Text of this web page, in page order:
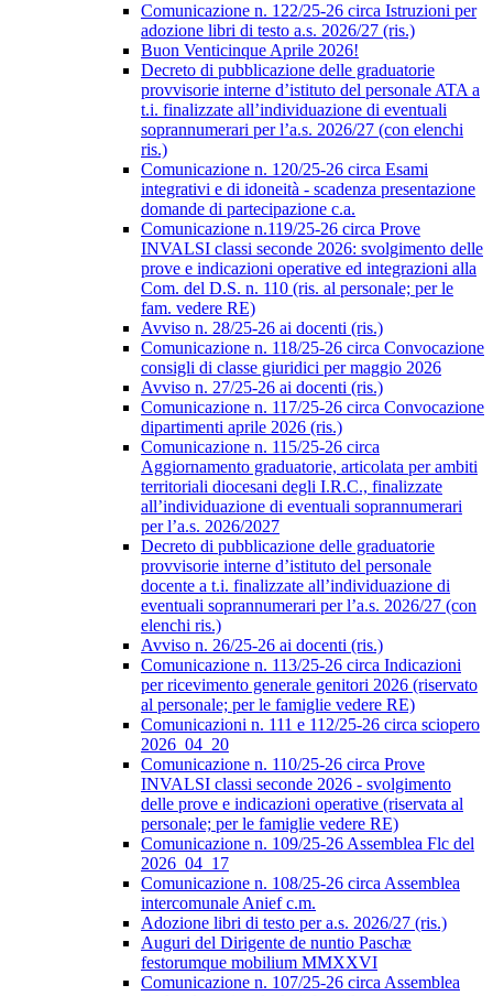
Comunicazione n. 122/25-26 circa Istruzioni per
adozione libri di testo a.s. 2026/27 (ris.)
Buon Venticinque Aprile 2026!
Decreto di pubblicazione delle graduatorie
provvisorie interne d’istituto del personale ATA a
t.i. finalizzate all’individuazione di eventuali
soprannumerari per l’a.s. 2026/27 (con elenchi
ris.)
Comunicazione n. 120/25-26 circa Esami
integrativi e di idoneità - scadenza presentazione
domande di partecipazione c.a.
Comunicazione n.119/25-26 circa Prove
INVALSI classi seconde 2026: svolgimento delle
prove e indicazioni operative ed integrazioni alla
Com. del D.S. n. 110 (ris. al personale; per le
fam. vedere RE)
Avviso n. 28/25-26 ai docenti (ris.)
Comunicazione n. 118/25-26 circa Convocazione
consigli di classe giuridici per maggio 2026
Avviso n. 27/25-26 ai docenti (ris.)
Comunicazione n. 117/25-26 circa Convocazione
dipartimenti aprile 2026 (ris.)
Comunicazione n. 115/25-26 circa
Aggiornamento graduatorie, articolata per ambiti
territoriali diocesani degli I.R.C., finalizzate
all’individuazione di eventuali soprannumerari
per l’a.s. 2026/2027
Decreto di pubblicazione delle graduatorie
provvisorie interne d’istituto del personale
docente a t.i. finalizzate all’individuazione di
eventuali soprannumerari per l’a.s. 2026/27 (con
elenchi ris.)
Avviso n. 26/25-26 ai docenti (ris.)
Comunicazione n. 113/25-26 circa Indicazioni
per ricevimento generale genitori 2026 (riservato
al personale; per le famiglie vedere RE)
Comunicazioni n. 111 e 112/25-26 circa sciopero
2026_04_20
Comunicazione n. 110/25-26 circa Prove
INVALSI classi seconde 2026 - svolgimento
delle prove e indicazioni operative (riservata al
personale; per le famiglie vedere RE)
Comunicazione n. 109/25-26 Assemblea Flc del
2026_04_17
Comunicazione n. 108/25-26 circa Assemblea
intercomunale Anief c.m.
Adozione libri di testo per a.s. 2026/27 (ris.)
Auguri del Dirigente de nuntio Paschæ
festorumque mobilium MMXXVI
Comunicazione n. 107/25-26 circa Assemblea